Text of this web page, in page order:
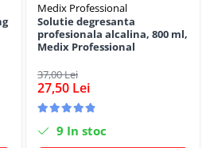
Medix Professional
Solutie degresanta
profesionala alcalina, 800 ml,
Medix Professional
37,00 Lei
27,50 Lei
9 In stoc